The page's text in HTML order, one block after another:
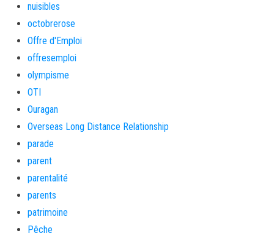
nuisibles
octobrerose
Offre d'Emploi
offresemploi
olympisme
OTI
Ouragan
Overseas Long Distance Relationship
parade
parent
parentalité
parents
patrimoine
Pêche